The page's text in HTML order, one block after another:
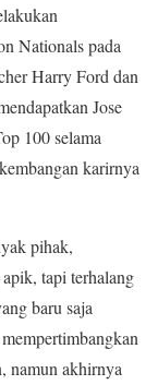
Nationals pada
Harry Ford dan
Jose
100 selama
karirnya
pihak,
tapi terhalang
baru saja
namun akhirnya